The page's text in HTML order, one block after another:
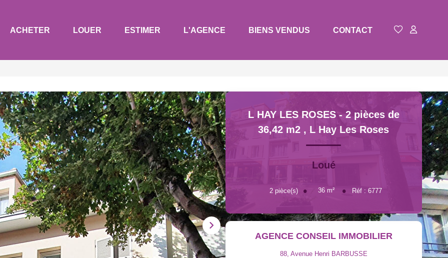
ACHETER LOUER ESTIMER L'AGENCE BIENS VENDUS CONTACT
L HAY LES ROSES - 2 pièces de
36,42 m2 , L Hay Les Roses
Loué
2 pièce(s) 36 m² Réf : 6777
AGENCE CONSEIL IMMOBILIER
88, Avenue Henri BARBUSSE